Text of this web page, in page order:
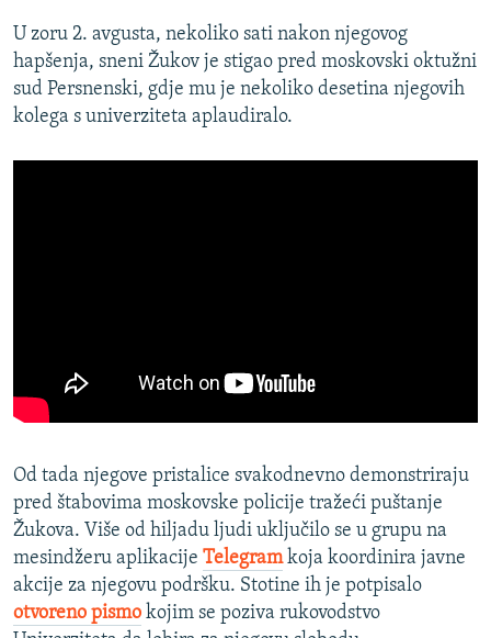
U zoru 2. avgusta, nekoliko sati nakon njegovog
hapšenja, sneni Žukov je stigao pred moskovski oktužni
sud Persnenski, gdje mu je nekoliko desetina njegovih
kolega s univerziteta aplaudiralo.
Od tada njegove pristalice svakodnevno demonstriraju
pred štabovima moskovske policije tražeći puštanje
Žukova. Više od hiljadu ljudi uključilo se u grupu na
mesindžeru aplikacije Telegramkoja koordinira javne
akcije za njegovu podršku. Stotine ih je potpisalo
otvoreno pismo kojim se poziva rukovodstvo